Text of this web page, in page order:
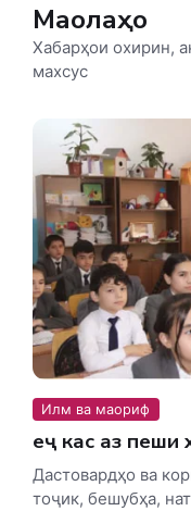
Мақолаҳо
Хабарҳои охирин,
махсус
Илм ва маориф
Ҳеҷ кас аз
Дастовардҳо ва
тоҷик, бешубҳа,